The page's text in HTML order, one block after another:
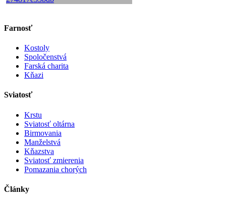
Farnosť
Kostoly
Spoločenstvá
Farská charita
Kňazi
Sviatosť
Krstu
Sviatosť oltárna
Birmovania
Manželstvá
Kňazstva
Sviatosť zmierenia
Pomazania chorých
Články